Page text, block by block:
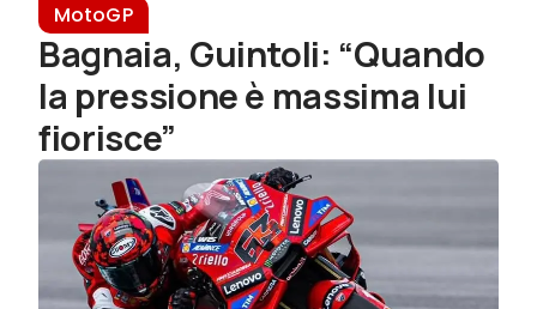
MotoGP
Bagnaia, Guintoli: “Quando
la pressione è massima lui
fiorisce”